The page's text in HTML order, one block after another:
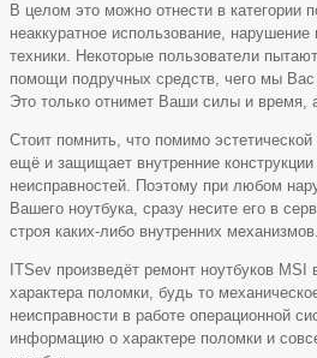
В целом это можно отнести в категории
неаккуратное использование, нарушение
техники. Некоторые пользователи
помощи подручных средств, чего мы
Это только отнимет Ваши силы и время,
Стоит помнить, что помимо
ещё и защищает внутренние
неисправностей. Поэтому при любом
Вашего ноутбука, сразу несите его в
строя каких-либо внутренних механизмов.
ITSev произведёт ремонт ноутбуков MSI
характера поломки, будь то
неисправности в работе операционной
информацию о характере поломки и